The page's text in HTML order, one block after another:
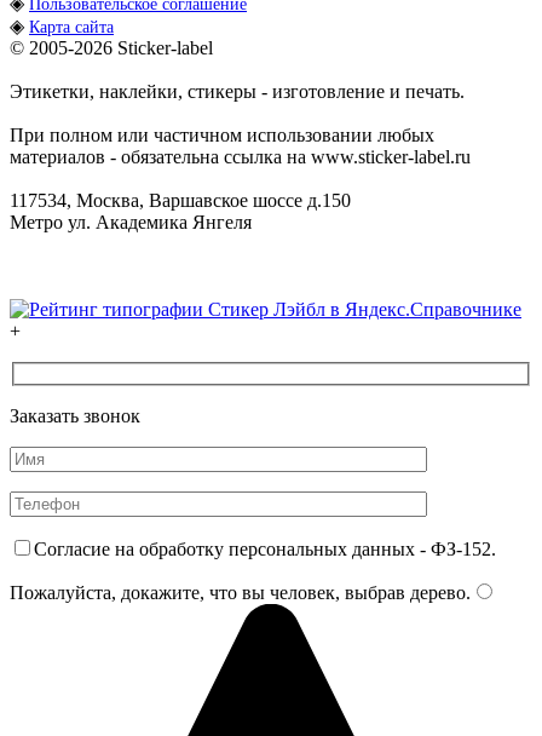
Пользовательское соглашение
◈ Карта сайта
© 2005-2026 Sticker-label
Этикетки, наклейки, стикеры - изготовление и печать.
При полном или частичном использовании любых
материалов - обязательна ссылка на www.sticker-label.ru
117534, Москва, Варшавское шоссе д.150
Метро ул. Академика Янгеля
+
Заказать звонок
Согласие на обработку персональных данных - ФЗ-152.
Пожалуйста, докажите, что вы человек, выбрав дерево.